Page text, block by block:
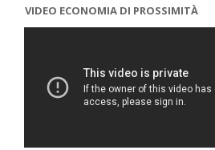
VIDEO ECONOMIA DI PROSSIMITÀ